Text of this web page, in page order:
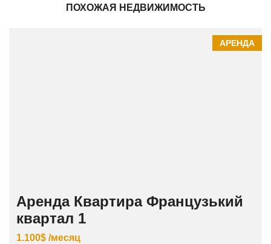
ПОХОЖАЯ НЕДВИЖИМОСТЬ
АРЕНДА
Аренда Квартира Французький
квартал 1
1.100$ /месяц